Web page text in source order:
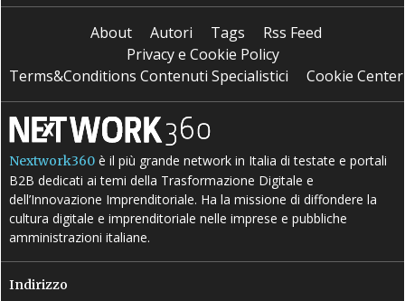
About Autori Tags
Rss Feed
Privacy e Cookie Policy
Terms&Conditions Contenuti Specialistici
Cookie Center
Nextwork360 è il più grande network in Italia di testate e portali
B2B dedicati ai temi della Trasformazione Digitale e
dell’Innovazione Imprenditoriale. Ha la missione di diffondere la
cultura digitale e imprenditoriale nelle imprese e pubbliche
amministrazioni italiane.
Indirizzo